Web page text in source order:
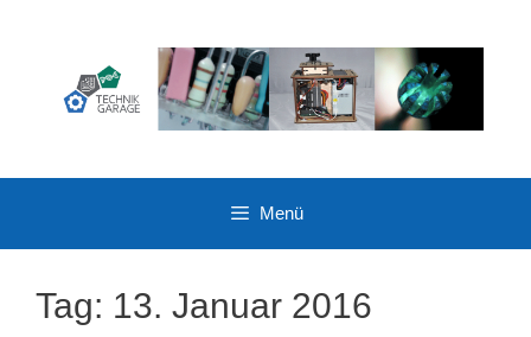
Menü
Tag: 13. Januar 2016